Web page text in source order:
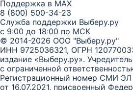
Поддержка в MAX
8 (800) 500-34-23
Служба поддержки Выберу.ру
с 9:00 до 18:00 по МСК
© 2014-2026 ООО "Выберу.ру"
ИНН 9725036321, ОГРН
издание «Выберу.ру».
с ограниченной
Регистрационный номер СМИ
от 16.07.2021, присвоенный